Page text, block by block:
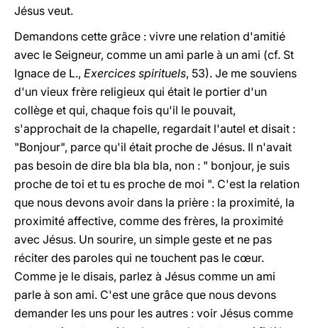
Jésus veut.
Demandons cette grâce : vivre une relation d'amitié
avec le Seigneur, comme un ami parle à un ami (cf. St
Ignace de L., Exercices spirituels, 53). Je me souviens
d'un vieux frère religieux qui était le portier d'un
collège et qui, chaque fois qu'il le pouvait,
s'approchait de la chapelle, regardait l'autel et disait :
"Bonjour", parce qu'il était proche de Jésus. Il n'avait
pas besoin de dire bla bla bla, non : " bonjour, je suis
proche de toi et tu es proche de moi ". C'est la relation
que nous devons avoir dans la prière : la proximité, la
proximité affective, comme des frères, la proximité
avec Jésus. Un sourire, un simple geste et ne pas
réciter des paroles qui ne touchent pas le cœur.
Comme je le disais, parlez à Jésus comme un ami
parle à son ami. C'est une grâce que nous devons
demander les uns pour les autres : voir Jésus comme